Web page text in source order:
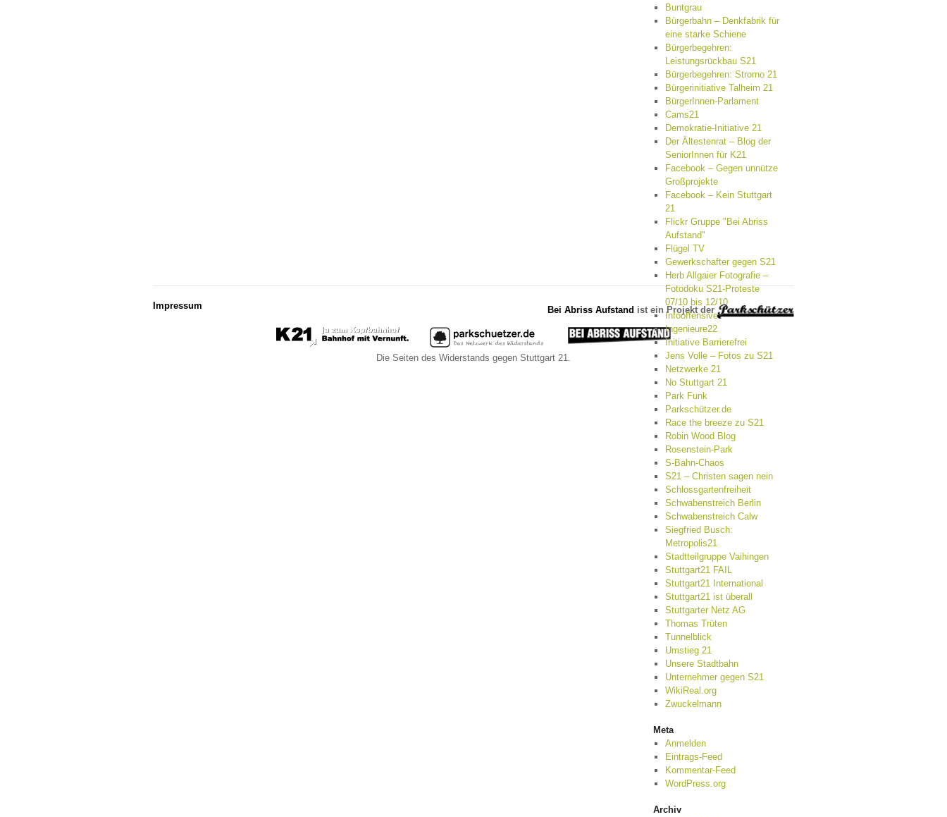
Buntgrau
Bürgerbahn – Denkfabrik für
eine starke Schiene
Bürgerbegehren:
Leistungsrückbau S21
Bürgerbegehren: Strorno 21
Bürgerinitiative Talheim 21
BürgerInnen-Parlament
Cams21
Demokratie-Initiative 21
Der Ältestenrat – Blog der
SeniorInnen für K21
Facebook – Gegen unnütze
Großprojekte
Facebook – Kein Stuttgart
21
Flickr Gruppe "Bei Abriss
Aufstand"
Flügel TV
Gewerkschafter gegen S21
Herb Allgaier Fotografie –
Fotodoku S21-Proteste
07/10 bis 12/10
Infooffensive
Ingenieure22
Initiative Barrierefrei
Jens Volle – Fotos zu S21
Netzwerke 21
No Stuttgart 21
Park Funk
Parkschützer.de
Race the breeze zu S21
Robin Wood Blog
Rosenstein-Park
S-Bahn-Chaos
S21 – Christen sagen nein
Schlossgartenfreiheit
Schwabenstreich Berlin
Schwabenstreich Calw
Siegfried Busch:
Metropolis21
Stadtteilgruppe Vaihingen
Stuttgart21 FAIL
Stuttgart21 International
Stuttgart21 ist überall
Stuttgarter Netz AG
Thomas Trüten
Tunnelblick
Umstieg 21
Unsere Stadtbahn
Unternehmer gegen S21
WikiReal.org
Zwuckelmann
Meta
Anmelden
Eintrags-Feed
Kommentar-Feed
WordPress.org
Archiv
Bei Abriss Aufstand ist ein Projekt der
Impressum
Die Seiten des Widerstands gegen Stuttgart 21.